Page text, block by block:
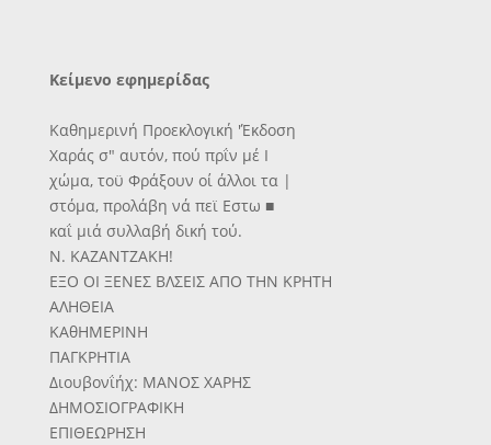
Κείμενο εφημερίδας
Καθημερινή Προεκλογική 'Έκδοση
Χαράς σ" αυτόν, πού πρΐν μέ Ι
χώμα, τοϋ Φράξουν οί άλλοι τα |
στόμα, προλάβη νά πεϊ Εστω ■
καΐ μιά συλλαβή δική τού.
Ν. ΚΑΖΑΝΤΖΑΚΗ!
ΕΞΟ ΟΙ ΞΕΝΕΣ ΒΛΣΕΙΣ ΑΠΟ ΤΗΝ ΚΡΗΤΗ
ΑΛΗΘΕΙΑ
ΚΑθΗΜΕΡΙΝΗ
ΠΑΓΚΡΗΤΙΑ
Διουβονΐήχ: ΜΑΝΟΣ ΧΑΡΗΣ
ΔΗΜΟΣΙΟΓΡΑΦΙΚΗ
ΕΠΙΘΕΩΡΗΣΗ